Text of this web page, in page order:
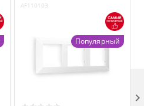
AF110103
Популярный
